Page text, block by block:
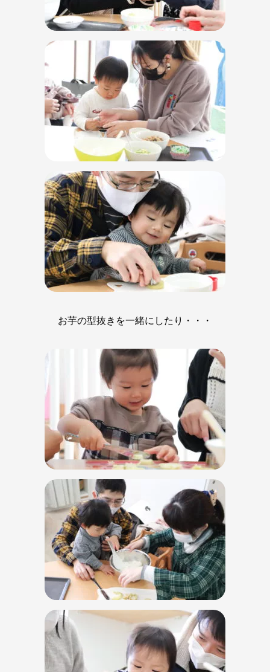
お芋の型抜きを一緒にしたり・・・